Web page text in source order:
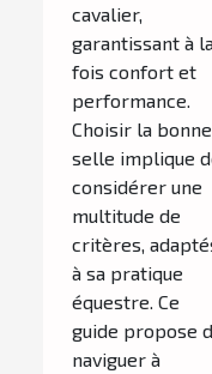
cavalier,
garantissant à
fois confort et
performance.
Choisir la bonne
selle implique
considérer une
multitude de
critères,
à sa pratique
équestre. Ce
guide propose
naviguer à